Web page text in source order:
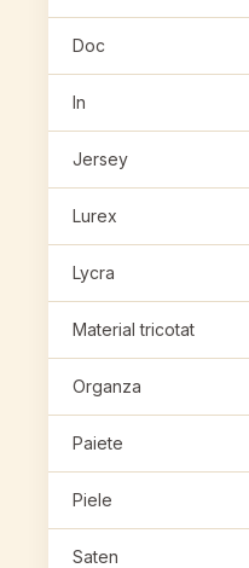
Doc
In
Jersey
Lurex
Lycra
Material tricotat
Organza
Paiete
Piele
Saten